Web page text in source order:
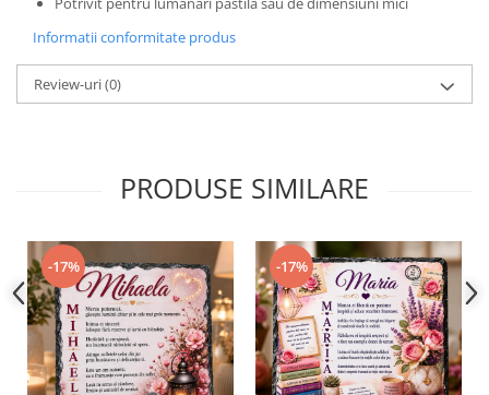
Informatii conformitate produs
Review-uri(0)
PRODUSE SIMILARE
-17% -17%